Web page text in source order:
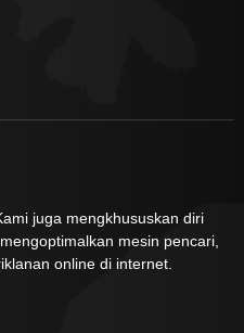
juga mengkhususkan diri
mesin pencari,
online di internet.